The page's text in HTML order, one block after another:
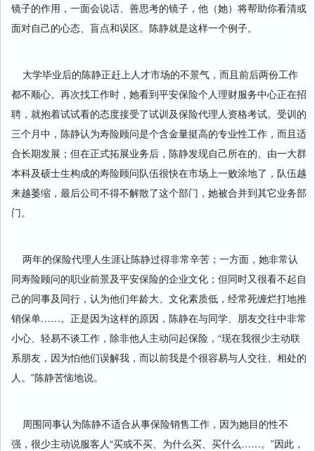
镜子的作用，一面会说话、善思考的镜子，他（她）将帮助你看清或
面对自己的心态、盲点和误区。陈静就是这样一个例子。
大学毕业后的陈静正赶上人才市场的不景气，而且前后两份工作
都不顺心。再次找工作时，她看到平安保险个人理财服务中心正在招
聘，就抱着试试看的态度接受了试训及保险代理人资格考试。受训的
三个月中，陈静认为寿险顾问是个含金量挺高的专业性工作，而且适
合长期发展；但在正式拓展业务后，陈静发现自己所在的、由一大群
本科及硕士生构成的寿险顾问队伍很快在市场上一败涂地了，队伍越
来越萎缩，最后公司不得不解散了这个部门，她被合并到其它业务部
门。
两年的保险代理人生涯让陈静过得非常辛苦；一方面，她非常认
同寿险顾问的职业前景及平安保险的企业文化；但同时又很看不起自
己的同事及同行，认为他们年龄大、文化素质低，经常死缠烂打地推
销保单……。正是因为这样的原因，陈静在与同学、朋友交往中非常
小心、轻易不谈工作，除非他人主动问起保险，“现在我很少主动联
系朋友，因为怕他们误解我，而以前我是个很容易与人交往、相处的
人。”陈静苦恼地说。
周围同事认为陈静不适合从事保险销售工作，因为她目的性不
强，很少主动说服客人“买或不买、为什么买、买什么……。”因此，